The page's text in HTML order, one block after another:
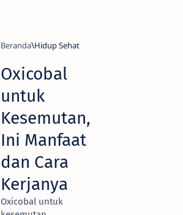
Beranda Hidup Sehat
Oxicobal
untuk
Kesemutan,
Ini Manfaat
dan Cara
Kerjanya
Oxicobal untuk